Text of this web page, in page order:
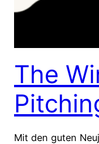
The
Mit den guten